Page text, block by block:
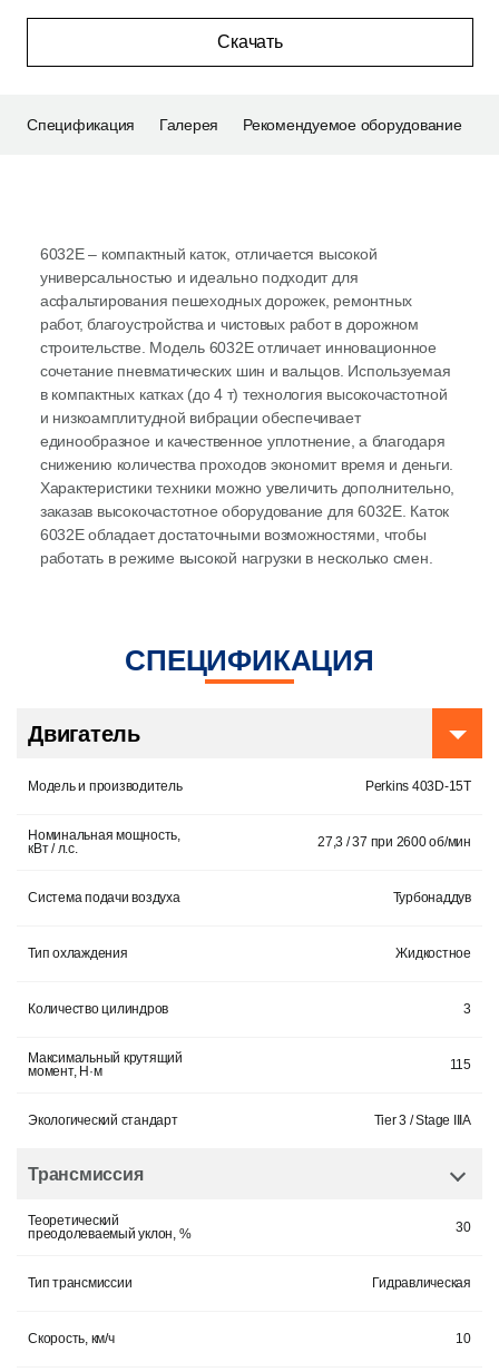
Скачать
Спецификация Галерея Рекомендуемое оборудование
6032Е – компактный каток, отличается высокой
универсальностью и идеально подходит для
асфальтирования пешеходных дорожек, ремонтных
работ, благоустройства и чистовых работ в дорожном
строительстве. Модель 6032E отличает инновационное
сочетание пневматических шин и вальцов. Используемая
в компактных катках (до 4 т) технология высокочастотной
и низкоамплитудной вибрации обеспечивает
единообразное и качественное уплотнение, а благодаря
снижению количества проходов экономит время и деньги.
Характеристики техники можно увеличить дополнительно,
заказав высокочастотное оборудование для 6032E. Каток
6032E обладает достаточными возможностями, чтобы
работать в режиме высокой нагрузки в несколько смен.
СПЕЦИФИКАЦИЯ
Двигатель
Модель и производитель Perkins 403D-15T
Номинальная мощность,
кВт / л.с.
27,3 / 37 при 2600 об/мин
Система подачи воздуха Турбонаддув
Тип охлаждения Жидкостное
Количество цилиндров 3
Максимальный крутящий
момент, Н·м
115
Экологический стандарт Tier 3 / Stage IIIA
Трансмиссия
Теоретический
преодолеваемый уклон, %
30
Тип трансмиссии Гидравлическая
Скорость, км/ч 10